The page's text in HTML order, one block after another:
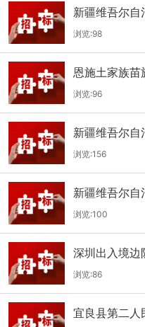
新疆维吾尔自
化科氢气检测
示
浏览:98
恩施土家族
用耗材（国产
浏览:96
新疆维吾尔
二十三批）采
浏览:156
新疆维吾尔自
耗材采购项目
浏览:100
深圳出入境边
医用耗材采购
浏览:86
宜良县第二人